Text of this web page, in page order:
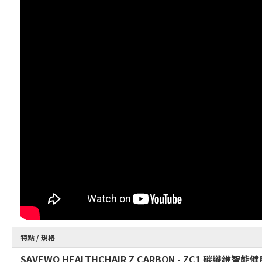
特點 / 規格
SAVEWO HEALTHCHAIR Z CARBON - ZC1 碳纖維智能